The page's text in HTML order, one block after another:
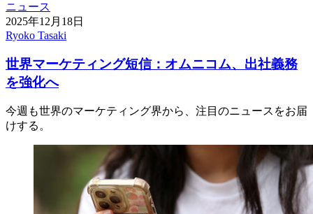
ニュース
2025年12月18日
Ryoko Tasaki
世界マーケティング短信：オムニコム、出社義務
を強化へ
今週も世界のマーケティング界から、注目のニュースをお届
けする。